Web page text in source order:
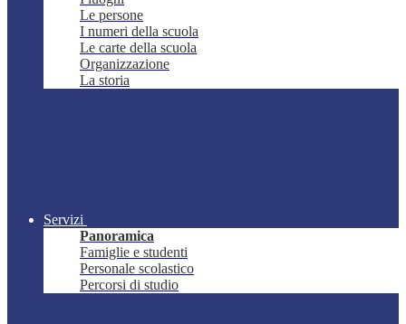
Le persone
I numeri della scuola
Le carte della scuola
Organizzazione
La storia
Servizi
Panoramica
Famiglie e studenti
Personale scolastico
Percorsi di studio